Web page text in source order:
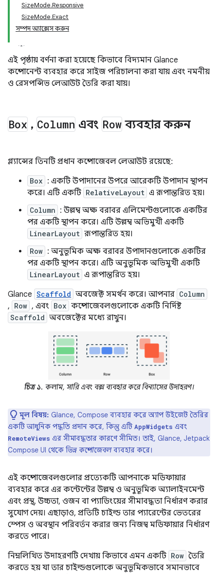
SizeMode.Responsive
SizeMode.Exact
সম্পদ অ্যাক্সেস করুন
এই পৃষ্ঠায় বর্ণনা করা হয়েছে কিভাবে বিদ্যমান Glance
কম্পোনেন্ট ব্যবহার করে সাইজ পরিচালনা করা যায় এবং নমনীয়
ও রেসপন্সিভ লেআউট তৈরি করা যায়।
Box , Column এবং Row ব্যবহার করুন
গ্ল্যান্সের তিনটি প্রধান কম্পোজেবল লেআউট রয়েছে:
Box : একটি উপাদানের উপরে আরেকটি উপাদান স্থাপন
করে। এটি একটি RelativeLayout এ রূপান্তরিত হয়।
Column : উল্লম্ব অক্ষ বরাবর এলিমেন্টগুলোকে একটির
পর একটি স্থাপন করে। এটি উল্লম্ব অভিমুখী একটি
LinearLayout রূপান্তরিত হয়।
Row : অনুভূমিক অক্ষ বরাবর উপাদানগুলোকে একটির
পর একটি স্থাপন করে। এটি অনুভূমিক অভিমুখী একটি
LinearLayout এ রূপান্তরিত হয়।
Glance Scaffold অবজেক্ট সমর্থন করে। আপনার Column
, Row , এবং Box কম্পোজেবলগুলোকে একটি নির্দিষ্ট
Scaffold অবজেক্টের মধ্যে রাখুন।
চিত্র ১. কলাম, সারি এবং বক্স ব্যবহার করে বিন্যাসের উদাহরণ।
মূল বিষয়: Glance, Compose ব্যবহার করে অ্যাপ উইজেট তৈরির
একটি আধুনিক পদ্ধতি প্রদান করে, কিন্তু এটি AppWidgets এবং
RemoteViews এর সীমাবদ্ধতার কারণে সীমিত। তাই, Glance, Jetpack
Compose UI থেকে ভিন্নকম্পোজেবলব্যবহার করে।
এই কম্পোজেবলগুলোর প্রত্যেকটি আপনাকে মডিফায়ার
ব্যবহার করে এর কন্টেন্টের উল্লম্ব ও অনুভূমিক অ্যালাইনমেন্ট
এবং প্রস্থ, উচ্চতা, ওজন বা প্যাডিংয়ের সীমাবদ্ধতা নির্ধারণ করার
সুযোগ দেয়। এছাড়াও, প্রতিটি চাইল্ড তার প্যারেন্টের ভেতরের
স্পেস ও অবস্থান পরিবর্তন করার জন্য নিজস্ব মডিফায়ার নির্ধারণ
করতে পারে।
নিম্নলিখিত উদাহরণটি দেখায় কিভাবে এমন একটি Row তৈরি
করতে হয় যা তার চাইল্ডগুলোকে অনুভূমিকভাবে সমানভাবে